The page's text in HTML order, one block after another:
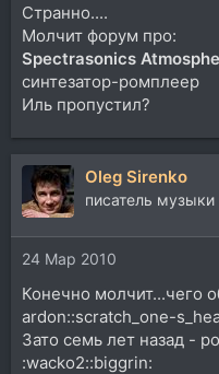
Странно....
Молчит форум про:
Spectrasonics
синтезатор-ромплеер
Иль пропустил?
Oleg Sirenko
писатель музыки
24 Мар 2010
Конечно молчит...чего
ardon::scratch_one-
Зато семь лет назад -
:wacko2::biggrin: